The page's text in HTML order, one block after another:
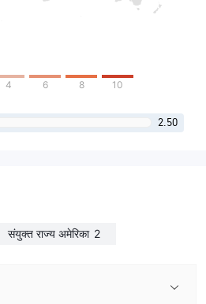
4 6 8 10
2.50
संयुक्त राज्य अमेरिका 2